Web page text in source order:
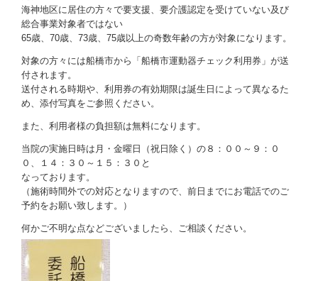
海神地区に居住の方々で要支援、要介護認定を受けていない及び
総合事業対象者ではない
65歳、70歳、73歳、75歳以上の奇数年齢の方が対象になります。
対象の方々には船橋市から「船橋市運動器チェック利用券」が送
付されます。
送付される時期や、利用券の有効期限は誕生日によって異なるた
め、添付写真をご参照ください。
また、利用者様の負担額は無料になります。
当院の実施日時は月・金曜日（祝日除く）の８：００～９：０
０、１４：３０～１５：３０と
なっております。
（施術時間外での対応となりますので、前日までにお電話でのご
予約をお願い致します。）
何かご不明な点などございましたら、ご相談ください。